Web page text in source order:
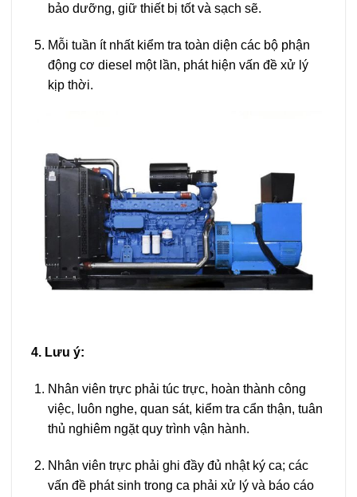
bảo dưỡng, giữ thiết bị tốt và sạch sẽ.
Mỗi tuần ít nhất kiểm tra toàn diện các bộ phận
động cơ diesel một lần, phát hiện vấn đề xử lý
kịp thời.
4. Lưu ý:
Nhân viên trực phải túc trực, hoàn thành công
việc, luôn nghe, quan sát, kiểm tra cẩn thận, tuân
thủ nghiêm ngặt quy trình vận hành.
Nhân viên trực phải ghi đầy đủ nhật ký ca; các
vấn đề phát sinh trong ca phải xử lý và báo cáo